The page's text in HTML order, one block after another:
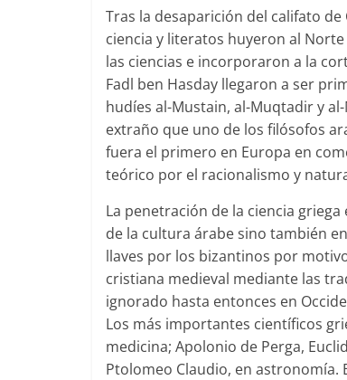
Tras la desaparición del califato
ciencia y literatos huyeron al
las ciencias e incorporaron a la
Fadl ben Hasday llegaron a ser
hudíes al-Mustain, al-Muqtadir y
extraño que uno de los filósofos
fuera el primero en Europa en
teórico por el racionalismo y
La penetración de la ciencia
de la cultura árabe sino también
llaves por los bizantinos por
cristiana medieval mediante las
ignorado hasta entonces en
Los más importantes científicos
medicina; Apolonio de Perga,
Ptolomeo Claudio, en astronomía.